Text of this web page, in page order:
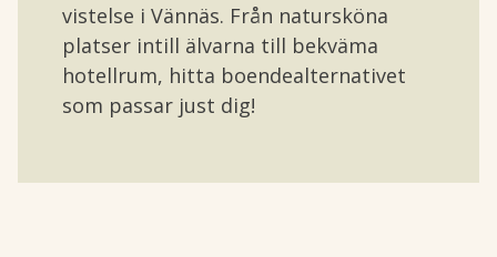
vistelse i Vännäs. Från natursköna
platser intill älvarna till bekväma
hotellrum, hitta boendealternativet
som passar just dig!